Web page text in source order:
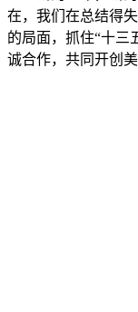
在，我们在总结得
的局面，抓住“十三
诚合作，共同开创美